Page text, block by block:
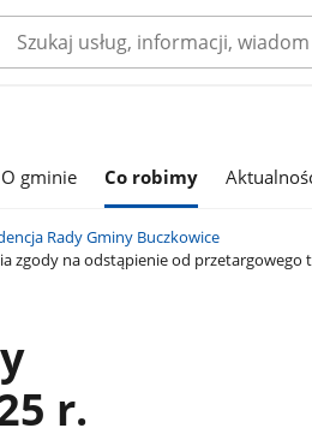
O gminie Co robimy
Rady Gminy Buczkowice
zgody na odstąpienie od
r.